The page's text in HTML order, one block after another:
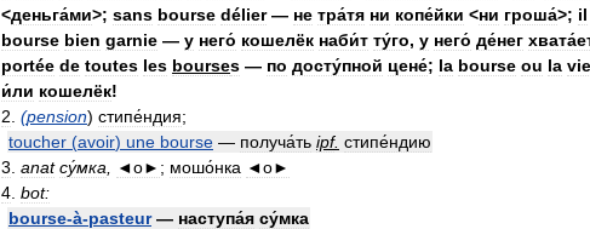
<деньга́ми>; sans bourse délier— не тра́тя ни копе́йки <ни гроша́>; il
bourse bien garnie — у него́ кошелёк наби́т ту́го, у него́ де́нег
portée de toutes les bourses — по досту́пной цене́; la bourse ou la vie
и́ли кошелёк!
2 (pension) стипе́ндия;
toucher (avoir) une bourse — получа́ть ipf. стипе́ндию
3 anat су́мка ◄о► ; мошо́нка ◄о►
4 bot:
bourse-à-pasteur— наступа́я су́мка